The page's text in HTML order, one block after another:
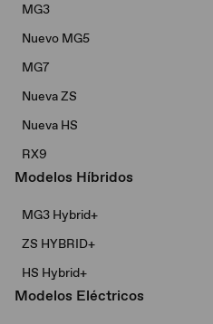
MG3
Nuevo MG5
MG7
Nueva ZS
Nueva HS
RX9
Modelos Híbridos
MG3 Hybrid+​
ZS HYBRID+
HS Hybrid+
Modelos Eléctricos